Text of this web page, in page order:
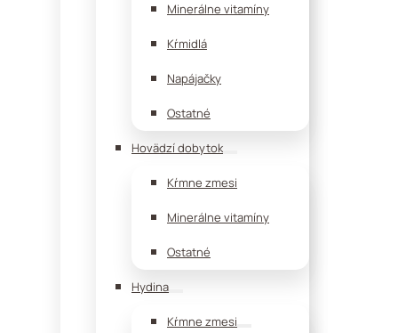
Minerálne vitamíny
Kŕmidlá
Napájačky
Ostatné
Hovädzí dobytok
Kŕmne zmesi
Minerálne vitamíny
Ostatné
Hydina
Kŕmne zmesi